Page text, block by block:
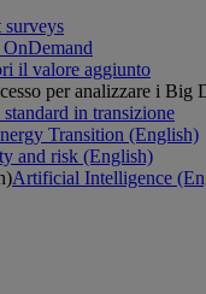
il valore aggiunto
in transizione
Transition (English)
and risk (English)
Artificial Intelligence